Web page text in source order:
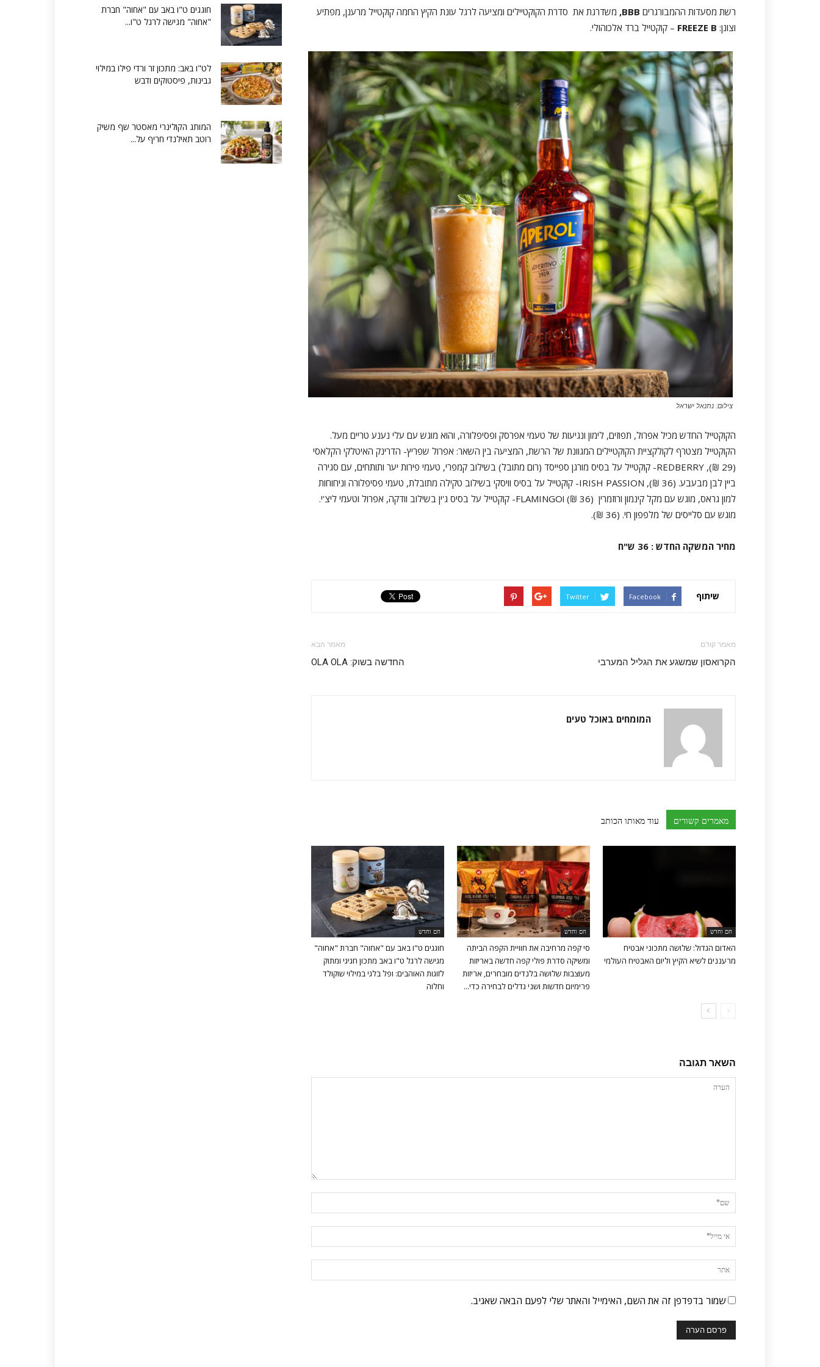
רשת מסעדות ההמבורגרים BBB
, משדרגת את סדרת הקוקטיילים ומציעה לרגל עונת הקיץ החמה קוקטייל מרענן, מפתיע
וצונן: FREEZE B – קוקטייל ברד אלכוהולי.
צילום: נתנאל ישראל
הקוקטייל החדש מכיל אפרול, תפוזים, לימון ונגיעות של טעמי אפרסק ופסיפלורה, והוא מוגש עם עלי נענע טריים מעל.
הקוקטייל מצטרף לקולקציית הקוקטיילים המגוונת של הרשת, המציעה בין השאר: אפרול שפריץ- הדרינק האיטלקי הקלאסי
(29 ₪), REDBERRY- קוקטייל על בסיס מורגן ספייסד (רום מתובל) בשילוב קמפרי, טעמי פירות יער ותותחים, עם סגירה
ביין לבן מבעבע. (36 ₪), IRISH PASSION- קוקטייל על בסיס וויסקי בשילוב טקילה מתובלת, טעמי פסיפלורה וניחוחות
למון גראס, מוגש עם מקל קינמון ורוזמרין (36 ₪) וFLAMINGO- קוקטייל על בסיס ג'ין בשילוב וודקה, אפרול וטעמי ליצ'י.
מוגש עם סלייסים של מלפפון חי. (36 ₪).
מחיר המשקה החדש : 36 ש"ח
שיתוף Facebook
Twitter
מאמר קודם
הקרואסון שמשגע את הגליל המערבי
מאמר הבא
החדשה בשוק: OLA OLA
המומחים באוכל טעים
מאמרים קשורים עוד מאותו הכותב
חם וחדש
האדום הגדול: שלושה מתכוני אבטיח
מרעננים לשיא הקיץ וליום האבטיח העולמי
חם וחדש
סי קפה מרחיבה את חוויית הקפה הביתה
ומשיקה סדרת פולי קפה חדשה באריזות
מעוצבות שלושה בלנדים מובחרים, אריזות
פרימיום חדשות ושני גדלים לבחירה כדי...
חם וחדש
חוגגים ט"ו באב עם "אחוה" חברת "אחוה"
מגישה לרגל ט"ו באב מתכון חגיגי ומתוק
לזוגות האוהבים: ופל בלגי במילוי שוקולד
וחלוה
השאר תגובה
שמור בדפדפן זה את השם, האימייל והאתר שלי לפעם הבאה שאגיב.
חוגגים ט"ו באב עם "אחוה" חברת
"אחוה" מגישה לרגל ט"ו...
לט"ו באב: מתכון זר ורדי פילו במילוי
גבינות, פיסטוקים ודבש
המותג הקולינרי מאסטר שף משיק
רוטב תאילנדי חריף על...